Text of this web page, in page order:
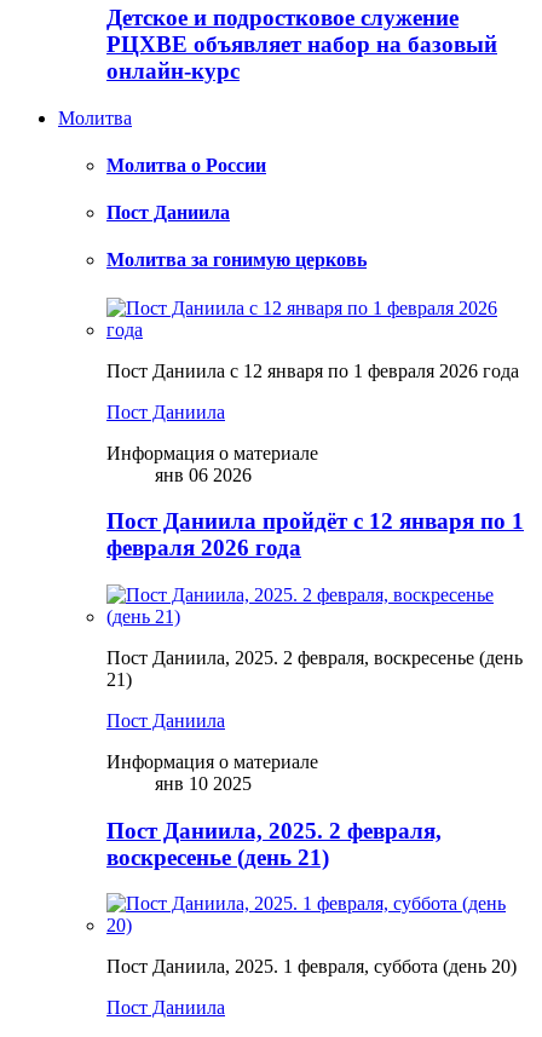
Детское и подростковое служение
РЦХВЕ объявляет набор на базовый
онлайн-курс
Молитва
Молитва о России
Пост Даниила
Молитва за гонимую церковь
Пост Даниила с 12 января по 1 февраля 2026 года
Пост Даниила
Информация о материале
янв 06 2026
Пост Даниила пройдёт с 12 января по 1
февраля 2026 года
Пост Даниила, 2025. 2 февраля, воскресенье (день
21)
Пост Даниила
Информация о материале
янв 10 2025
Пост Даниила, 2025. 2 февраля,
воскресенье (день 21)
Пост Даниила, 2025. 1 февраля, суббота (день 20)
Пост Даниила